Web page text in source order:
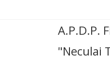
A.P.D.P.
"Neculai